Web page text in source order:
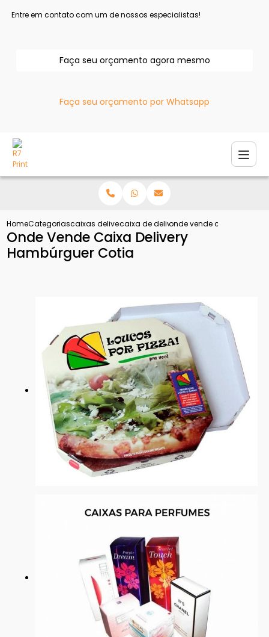
Entre em contato com um de nossos especialistas!
Faça seu orçamento agora mesmo
Faça seu orçamento por Whatsapp
HomeCategoriascaixas deliverycaixa de delivery para esfiha
onde vende caixa
Onde Vende Caixa Delivery
Hambúrguer Cotia